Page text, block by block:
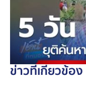
ข่าวที่เกี่ยวข้อง